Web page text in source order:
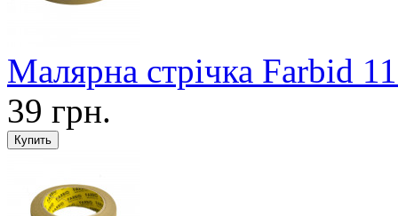
Малярна стрічка Farbid
39 грн.